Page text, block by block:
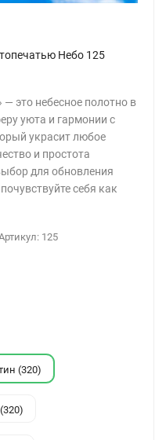
Небо 125
это небесное полотно в
уюта и гармонии с
украсит любое
и простота
для обновления
себя как
125
(320)